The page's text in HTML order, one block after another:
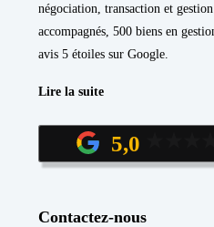
négociation, transaction et
accompagnés, 500 biens en
avis 5 étoiles sur Google.
Lire la suite
5,0
Contactez-nous